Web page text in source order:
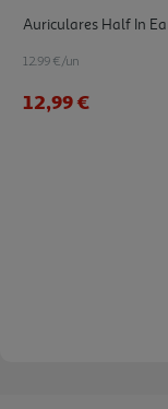
Auriculares Half In
12.99 €/un
12,99 €